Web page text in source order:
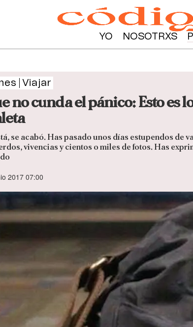
YO NOSOTRXS
Viajar
no cunda el pánico: Esto es
se acabó. Has pasado unos días estupendos de
vivencias y cientos o miles de fotos. Has
2017 07:00